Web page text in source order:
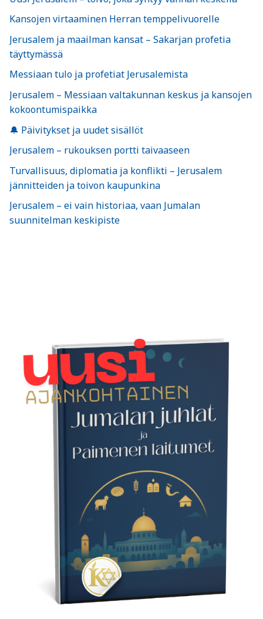
Kansojen virtaaminen Herran temppelivuorelle
Jerusalem ja maailman kansat – Sakarjan profetia
täyttymässä
Messiaan tulo ja profetiat Jerusalemista
Jerusalem – Messiaan valtakunnan keskus ja kansojen
kokoontumispaikka
🔔 Päivitykset ja uudet sisällöt
Jerusalem – rukouksen portti taivaaseen
Turvallisuus, diplomatia ja konflikti – Jerusalem
jännitteiden ja toivon kaupunkina
Jerusalem – ei vain historiaa, vaan Jumalan
suunnitelman keskipiste